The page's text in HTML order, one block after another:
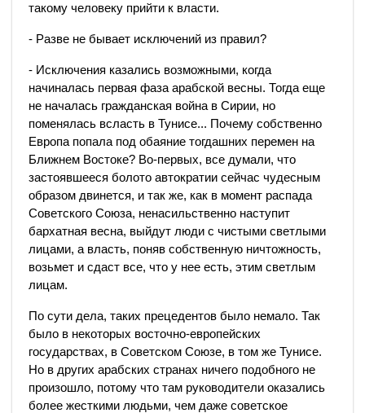
такому человеку прийти к власти.
- Разве не бывает исключений из правил?
- Исключения казались возможными, когда
начиналась первая фаза арабской весны. Тогда еще
не началась гражданская война в Сирии, но
поменялась всласть в Тунисе... Почему собственно
Европа попала под обаяние тогдашних перемен на
Ближнем Востоке? Во-первых, все думали, что
застоявшееся болото автократии сейчас чудесным
образом двинется, и так же, как в момент распада
Советского Союза, ненасильственно наступит
бархатная весна, выйдут люди с чистыми светлыми
лицами, а власть, поняв собственную ничтожность,
возьмет и сдаст все, что у нее есть, этим светлым
лицам.
По сути дела, таких прецедентов было немало. Так
было в некоторых восточно-европейских
государствах, в Советском Союзе, в том же Тунисе.
Но в других арабских странах ничего подобного не
произошло, потому что там руководители оказались
более жесткими людьми, чем даже советское